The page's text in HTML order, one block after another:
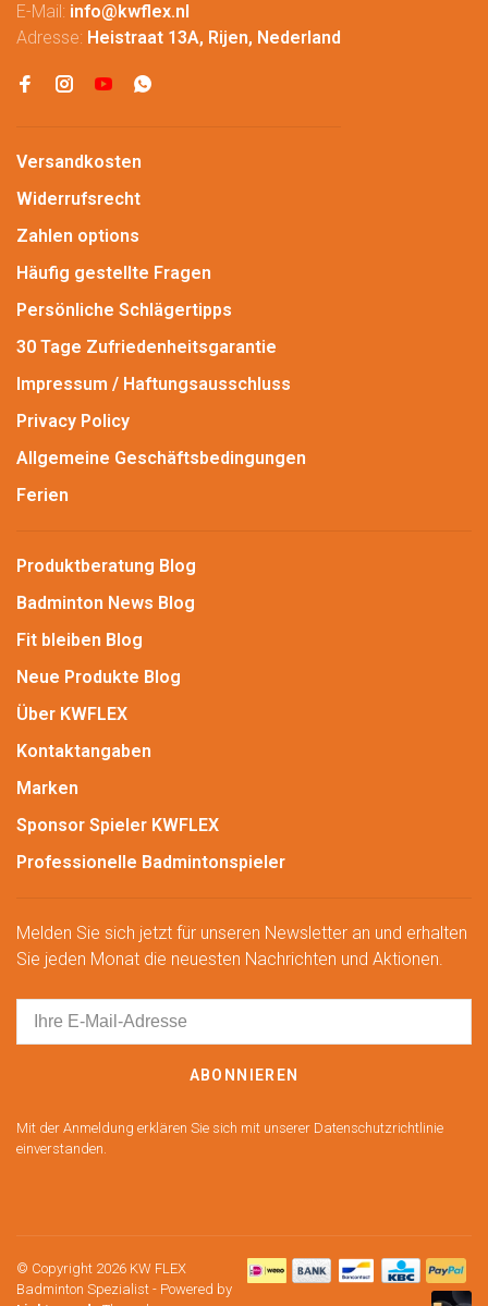
E-Mail: info@kwflex.nl
Adresse: Heistraat 13A, Rijen, Nederland
Versandkosten
Widerrufsrecht
Zahlen options
Häufig gestellte Fragen
Persönliche Schlägertipps
30 Tage Zufriedenheitsgarantie
Impressum / Haftungsausschluss
Privacy Policy
Allgemeine Geschäftsbedingungen
Ferien
Produktberatung Blog
Badminton News Blog
Fit bleiben Blog
Neue Produkte Blog
Über KWFLEX
Kontaktangaben
Marken
Sponsor Spieler KWFLEX
Professionelle Badmintonspieler
Melden Sie sich jetzt für unseren Newsletter an und erhalten
Sie jeden Monat die neuesten Nachrichten und Aktionen.
ABONNIEREN
Mit der Anmeldung erklären Sie sich mit unserer Datenschutzrichtlinie
einverstanden.
© Copyright 2026 KW FLEX
Badminton Spezialist - Powered by